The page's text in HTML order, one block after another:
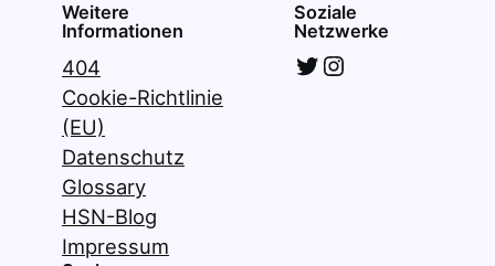
Weitere
Informationen
404
Cookie-Richtlinie
(EU)
Datenschutz
Glossary
HSN-Blog
Impressum
Soziale
Netzwerke
Twitter Instagram